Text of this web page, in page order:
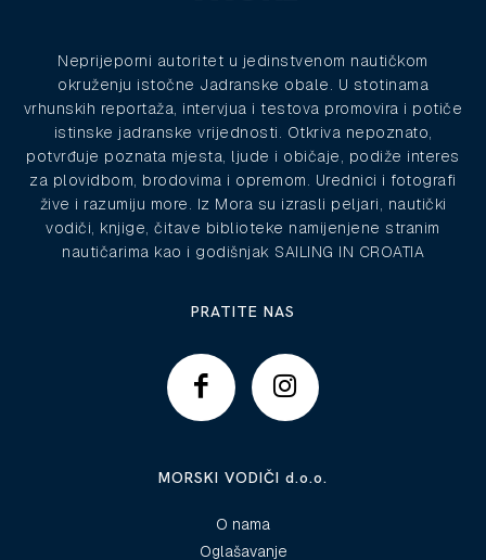
Neprijeporni autoritet u jedinstvenom nautičkom
okruženju istočne Jadranske obale. U stotinama
vrhunskih reportaža, intervjua i testova promovira i potiče
istinske jadranske vrijednosti. Otkriva nepoznato,
potvrđuje poznata mjesta, ljude i običaje, podiže interes
za plovidbom, brodovima i opremom. Urednici i fotografi
žive i razumiju more. Iz Mora su izrasli peljari, nautički
vodiči, knjige, čitave biblioteke namijenjene stranim
nautičarima kao i godišnjak SAILING IN CROATIA
PRATITE NAS
MORSKI VODIČI d.o.o.
O nama
Oglašavanje